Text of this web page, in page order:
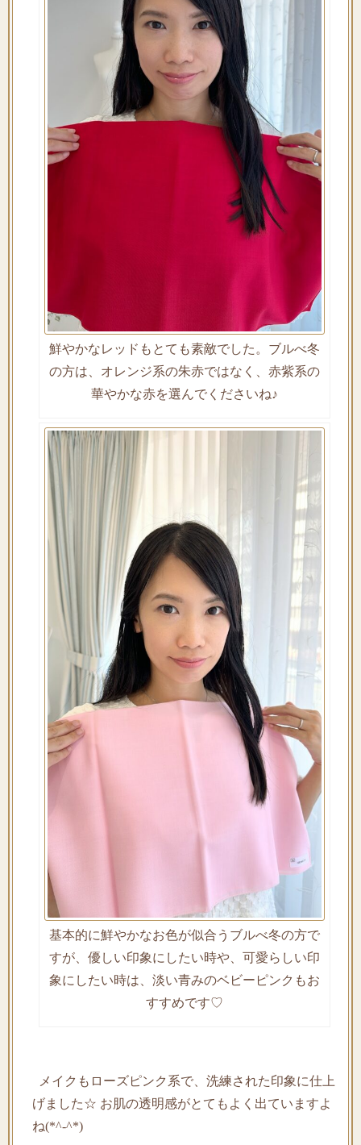
鮮やかなレッドもとても素敵でした。ブルべ冬
の方は、オレンジ系の朱赤ではなく、赤紫系の
華やかな赤を選んでくださいね♪
基本的に鮮やかなお色が似合うブルべ冬の方で
すが、優しい印象にしたい時や、可愛らしい印
象にしたい時は、淡い青みのベビーピンクもお
すすめです♡
メイクもローズピンク系で、洗練された印象に仕上
げました☆ お肌の透明感がとてもよく出ていますよ
ね(*^-^*)